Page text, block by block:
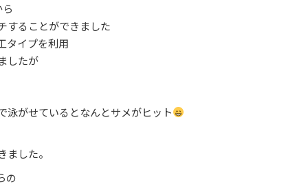
することができました
タイプを利用
したが
泳がせているとなんとサメがヒット
した。
の